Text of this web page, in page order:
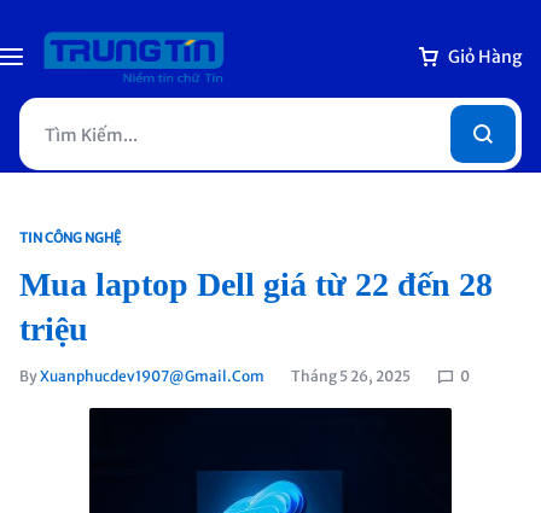
Giỏ Hàng
TIN CÔNG NGHỆ
Mua laptop Dell giá từ 22 đến 28
triệu
ByXuanphucdev1907@gmail.com Tháng 5 26, 2025 0